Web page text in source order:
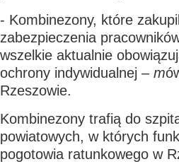
- Kombinezony, które
zabezpieczenia
wszelkie aktualnie
ochrony indywidualnej – m
Rzeszowie.
Kombinezony trafią do
powiatowych, w których
pogotowia ratunkowego w